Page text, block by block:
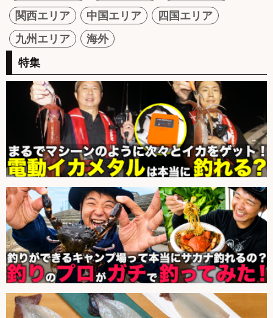
関西エリア
中国エリア
四国エリア
九州エリア
海外
特集